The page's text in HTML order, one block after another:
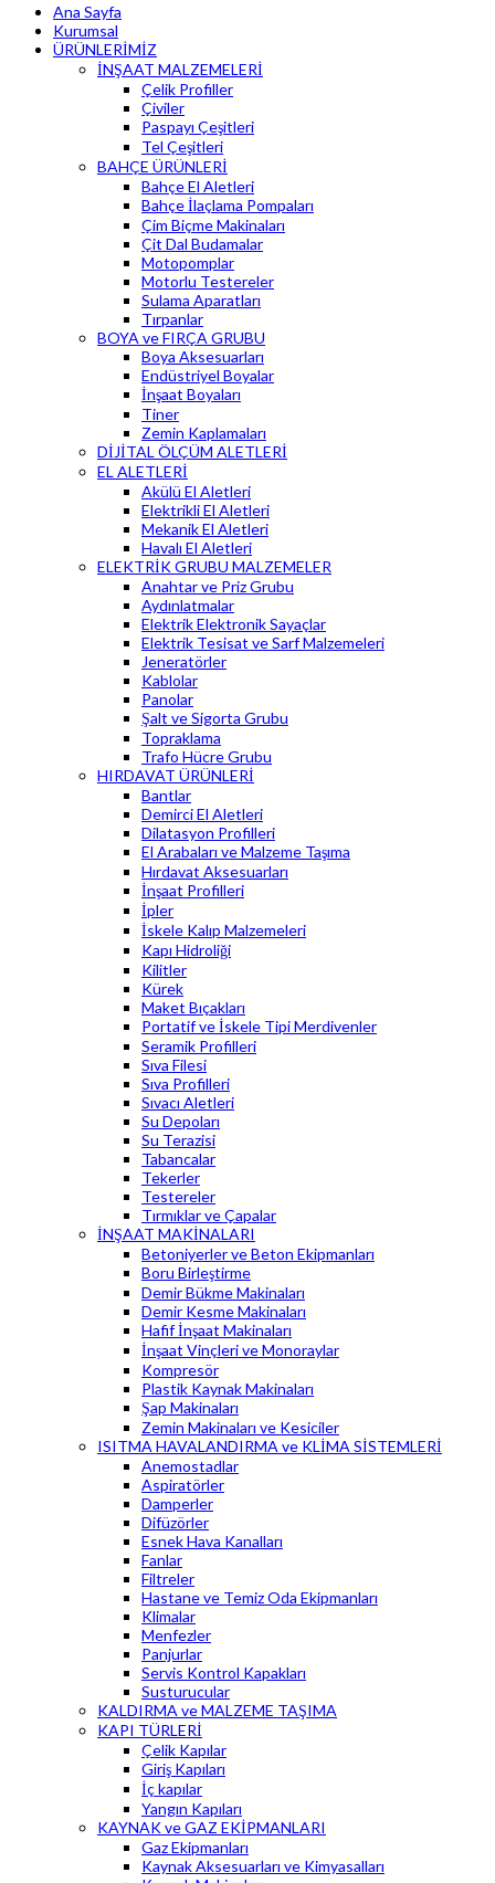
Ana Sayfa
Kurumsal
ÜRÜNLERİMİZ
İNŞAAT MALZEMELERİ
Çelik Profiller
Çiviler
Paspayı Çeşitleri
Tel Çeşitleri
BAHÇE ÜRÜNLERİ
Bahçe El Aletleri
Bahçe İlaçlama Pompaları
Çim Biçme Makinaları
Çit Dal Budamalar
Motopomplar
Motorlu Testereler
Sulama Aparatları
Tırpanlar
BOYA ve FIRÇA GRUBU
Boya Aksesuarları
Endüstriyel Boyalar
İnşaat Boyaları
Tiner
Zemin Kaplamaları
DİJİTAL ÖLÇÜM ALETLERİ
EL ALETLERİ
Akülü El Aletleri
Elektrikli El Aletleri
Mekanik El Aletleri
Havalı El Aletleri
ELEKTRİK GRUBU MALZEMELER
Anahtar ve Priz Grubu
Aydınlatmalar
Elektrik Elektronik Sayaçlar
Elektrik Tesisat ve Sarf Malzemeleri
Jeneratörler
Kablolar
Panolar
Şalt ve Sigorta Grubu
Topraklama
Trafo Hücre Grubu
HIRDAVAT ÜRÜNLERİ
Bantlar
Demirci El Aletleri
Dilatasyon Profilleri
El Arabaları ve Malzeme Taşıma
Hırdavat Aksesuarları
İnşaat Profilleri
İpler
İskele Kalıp Malzemeleri
Kapı Hidroliği
Kilitler
Kürek
Maket Bıçakları
Portatif ve İskele Tipi Merdivenler
Seramik Profilleri
Sıva Filesi
Sıva Profilleri
Sıvacı Aletleri
Su Depoları
Su Terazisi
Tabancalar
Tekerler
Testereler
Tırmıklar ve Çapalar
İNŞAAT MAKİNALARI
Betoniyerler ve Beton Ekipmanları
Boru Birleştirme
Demir Bükme Makinaları
Demir Kesme Makinaları
Hafif İnşaat Makinaları
İnşaat Vinçleri ve Monoraylar
Kompresör
Plastik Kaynak Makinaları
Şap Makinaları
Zemin Makinaları ve Kesiciler
ISITMA HAVALANDIRMA ve KLİMA SİSTEMLERİ
Anemostadlar
Aspiratörler
Damperler
Difüzörler
Esnek Hava Kanalları
Fanlar
Filtreler
Hastane ve Temiz Oda Ekipmanları
Klimalar
Menfezler
Panjurlar
Servis Kontrol Kapakları
Susturucular
KALDIRMA ve MALZEME TAŞIMA
KAPI TÜRLERİ
Çelik Kapılar
Giriş Kapıları
İç kapılar
Yangın Kapıları
KAYNAK ve GAZ EKİPMANLARI
Gaz Ekipmanları
Kaynak Aksesuarları ve Kimyasalları